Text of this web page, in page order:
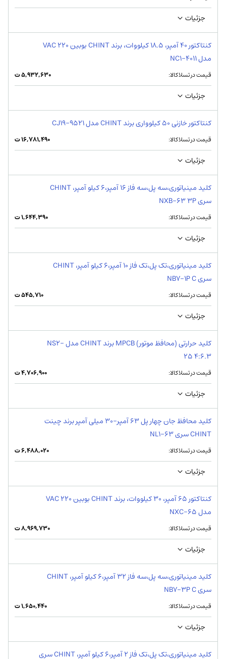
جزئیات
کنتاکتور 40 آمپر، 18.5 کیلووات، برند CHINT بوبین VAC 220
مدل NC1-4011
قیمت در تسلاکالا: ۵,۹۳۲,۶۳۰ت
جزئیات
کنتاکتور خازنی 50 کیلوواری برند CHINT مدل CJ19-9521
قیمت در تسلاکالا: ۱۶,۷۸۱,۴۹۰ت
جزئیات
کلید مینیاتوری،سه پل،سه فاز 16 آمپر،6 کیلو آمپر، CHINT
سری NXB-63 3P
قیمت در تسلاکالا: ۱,۶۴۴,۳۹۰ت
جزئیات
کلید مینیاتوری،تک پل،تک فاز 10 آمپر،6 کیلو آمپر، CHINT
سری NB7-1P C
قیمت در تسلاکالا: ۵۴۵,۷۱۰ت
جزئیات
کلید حرارتی (محافظ موتور) MPCB برند CHINT مدل NS2-
25 4:6.3
قیمت در تسلاکالا: ۴,۷۰۶,۹۰۰ت
جزئیات
کلید محافظ جان چهار پل 63 آمپر-30 میلی آمپر برند چینت
CHINT سری NL1-63
قیمت در تسلاکالا: ۶,۴۸۸,۰۲۰ت
جزئیات
کنتاکتور 65 آمپر، 30 کیلووات، برند CHINT بوبین VAC 220
مدل 65-NXC
قیمت در تسلاکالا: ۸,۹۶۹,۷۳۰ت
جزئیات
کلید مینیاتوری،سه پل،سه فاز 32 آمپر،6 کیلو آمپر، CHINT
سری NB7-3P C
قیمت در تسلاکالا: ۱,۶۵۰,۴۴۰ت
جزئیات
کلید مینیاتوری،تک پل،تک فاز 2 آمپر،6 کیلو آمپر، CHINT سری